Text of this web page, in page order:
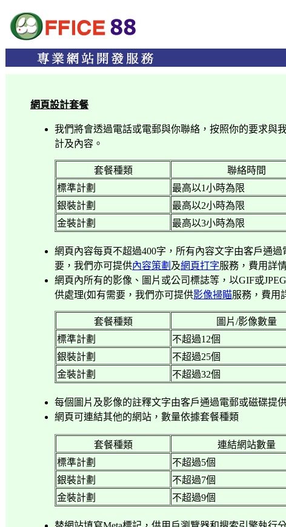
網頁設計套餐
我們將會透過電話或電郵與你聯絡，按照你的要求與
計及內容。
套餐種類
聯絡時間
標準計劃
最高以1小時為限
銀裝計劃
最高以2小時為限
金裝計劃
最高以3小時為限
網頁內容每頁不超過400字，所有內容文字由客戶通過
要，我們亦可提供內容策劃 及網頁打字服務，費用詳
網頁內所有的影像、圖片或公司標誌等，以GIF或JPEG
供處理(如有需要，我們亦可提供影像掃瞄服務，費用
套餐種類 圖片/影像數量
標準計劃
不超過12個
銀裝計劃
不超過25個
金裝計劃
不超過32個
每個圖片及影像的註釋文字由客戶通過電郵或磁碟提
網頁可連結其他的網站，數量依據套餐種類
套餐種類
連結網站數量
標準計劃
不超過5個
銀裝計劃
不超過7個
金裝計劃
不超過9個